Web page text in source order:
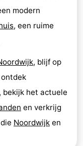
modern
, een ruime
, blijf op
ontdek
, bekijk het actuele
en verkrijg
die Noordwijk en